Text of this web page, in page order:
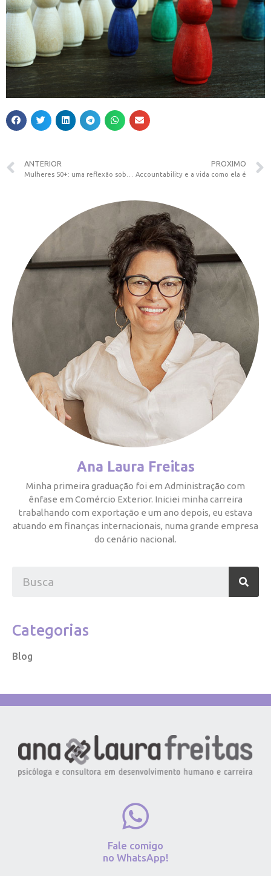
ANTERIOR PROXIMO
Accountability e a vida como ela é
Ana Laura Freitas
Minha primeira graduação foi em Administração com
ênfase em Comércio Exterior. Iniciei minha carreira
trabalhando com exportação e um ano depois, eu estava
atuando em finanças internacionais, numa grande empresa
do cenário nacional.
Categorias
Blog
Fale comigo
no WhatsApp!